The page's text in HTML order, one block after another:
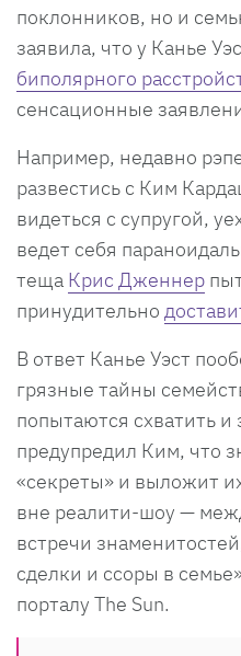
поклонников, но и
заявила, что у Канье
биполярного
сенсационные
Например, недавно
развестись с Ким
видеться с супругой,
ведет себя
теща Крис Дженнер
принудительно
В ответ Канье Уэст
грязные тайны
попытаются схватить и
предупредил Ким, что
«секреты» и выложит
вне реалити-шоу —
встречи
сделки и ссоры в
порталу The Sun.